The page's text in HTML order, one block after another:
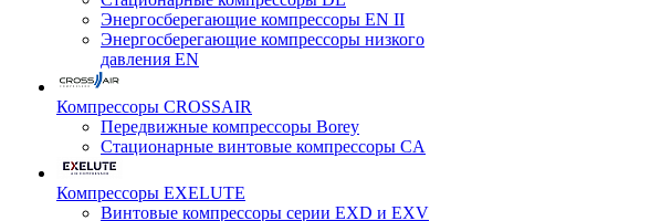
Энергосберегающие компрессоры EN II
Энергосберегающие компрессоры низкого
давления EN
Компрессоры CROSSAIR
Передвижные компрессоры Borey
Стационарные винтовые компрессоры CA
Компрессоры EXELUTE
Винтовые компрессоры серии EXD и EXV